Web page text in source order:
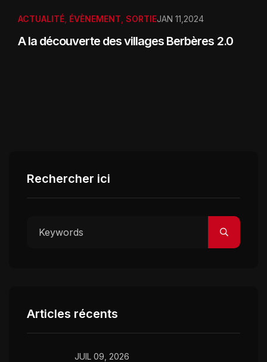
ACTUALITÉ ÉVÈNEMENT SORTIEJAN 11,2024
A la découverte des villages Berbères 2.0
Rechercher ici
Articles récents
JUIL 09, 2026